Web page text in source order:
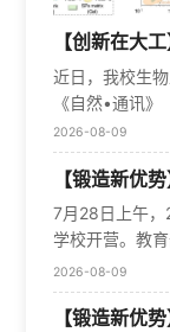
【创新在大
近日，我校生
《自然•通讯
蛀型昆虫表皮
（
•纳米技术》（
（
出进展。我校
2026-08-09
【锻造新优
7月28日上午，
学校开营。教
辞，国家留学
宋丹出席并致
晓蒙、美大事
2026-08-09
【锻造新优